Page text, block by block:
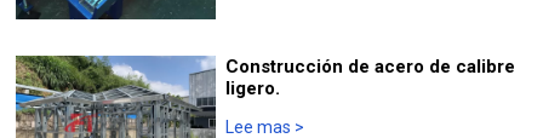
Construcción de acero de calibre
ligero.
Lee mas >